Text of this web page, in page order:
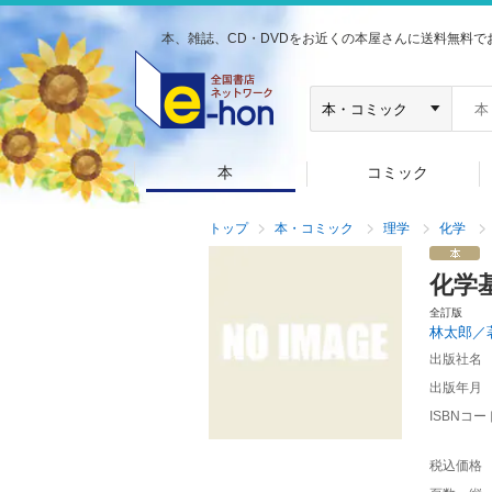
本、雑誌、CD・DVDをお近くの本屋さんに送料無料で
本 コミック
トップ 本・コミック 理学 化学
化学
全訂版
林太郎／
出版社名
出版年月
ISBNコー
税込価格